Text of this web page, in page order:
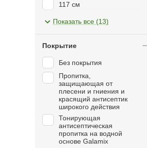
117 см
120 см
153 см
Показать все (13)
Покрытие
Без покрытия
Пропитка,
защищающая от
плесени и гниения и
красящий антисептик
широкого действия
Тонирующая
антисептическая
пропитка на водной
основе Galamix